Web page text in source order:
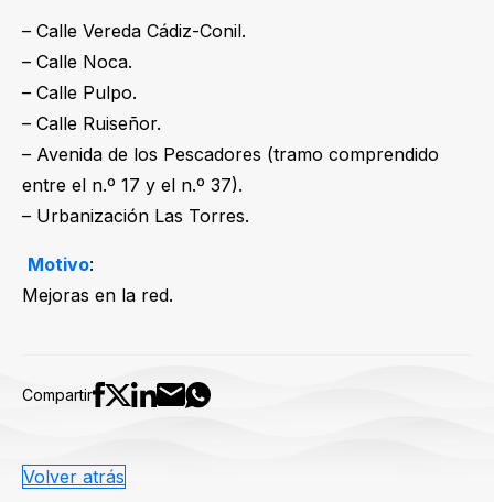
– Calle Vereda Cádiz-Conil.
– Calle Noca.
– Calle Pulpo.
– Calle Ruiseñor.
– Avenida de los Pescadores (tramo comprendido
entre el n.º 17 y el n.º 37).
– Urbanización Las Torres.
Motivo:
Mejoras en la red.
Compartir
Volver atrás